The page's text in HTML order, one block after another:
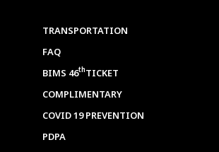
TRANSPORTATION
FAQ
BIMS 46thTICKET
COMPLIMENTARY
COVID 19 PREVENTION
PDPA